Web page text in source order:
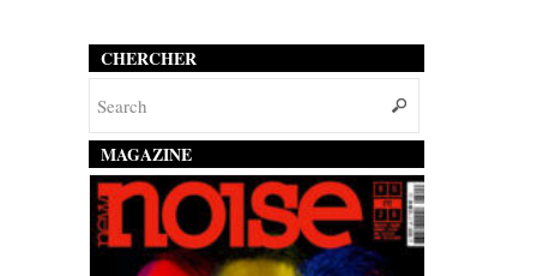
CHERCHER
MAGAZINE